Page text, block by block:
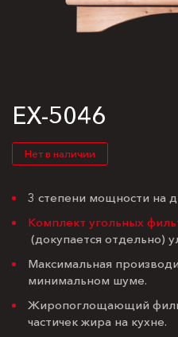
EX-5046
Нет в наличии
3 степени мощности на
Комплект угольных
(докупается отдельно)
Максимальная
минимальном шуме.
Жиропоглощающий
частичек жира на кухне.